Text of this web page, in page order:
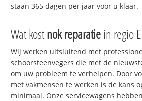
staan 365 dagen per jaar voor u klaar.
Wat kostnok reparatiein regio
Wij werken uitsluitend met
schoorsteenvegers die met de
om uw probleem te verhelpen. Door
met vakmensen te werken is de kans
minimaal. Onze servicewagens